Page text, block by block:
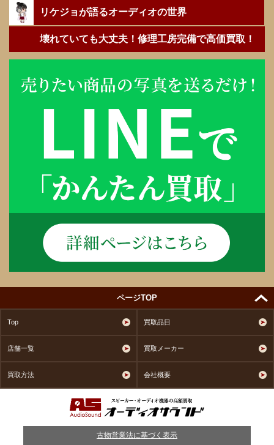
リケジョが語るオーディオの世界
壊れていても大丈夫！修理工房完備で高価買取！
ページTOP
Top 買取品目
店舗一覧 買取メーカー
買取方法 会社概要
古物営業法に基づく表示